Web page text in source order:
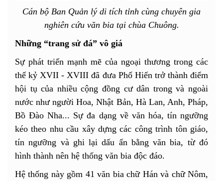
Cán bộ Ban Quản lý di tích tỉnh cùng chuyên gia
nghiên cứu văn bia tại chùa Chuông.
Những “trang sử đá” vô giá
Sự phát triển mạnh mẽ của ngoại thương trong các
thế kỷ XVII - XVIII đã đưa Phố Hiến trở thành điểm
hội tụ của nhiều cộng đồng cư dân trong và ngoài
nước như người Hoa, Nhật Bản, Hà Lan, Anh, Pháp,
Bồ Đào Nha... Sự đa dạng về văn hóa, tín ngưỡng
kéo theo nhu cầu xây dựng các công trình tôn giáo,
tín ngưỡng và ghi lại dấu ấn bằng văn bia, từ đó
hình thành nên hệ thống văn bia độc đáo.
Hệ thống này gồm 41 văn bia chữ Hán và chữ Nôm,